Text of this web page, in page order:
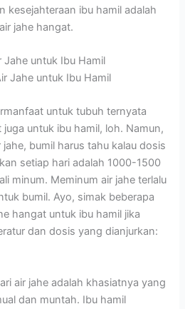
kesejahteraan ibu hamil adalah
jahe hangat.
Jahe untuk Ibu Hamil
untuk tubuh ternyata
untuk ibu hamil, loh. Namun,
bumil harus tahu kalau dosis
setiap hari adalah 1000-1500
minum. Meminum air jahe terlalu
bumil. Ayo, simak beberapa
hangat untuk ibu hamil jika
dan dosis yang dianjurkan:
air jahe adalah khasiatnya yang
dan muntah. Ibu hamil